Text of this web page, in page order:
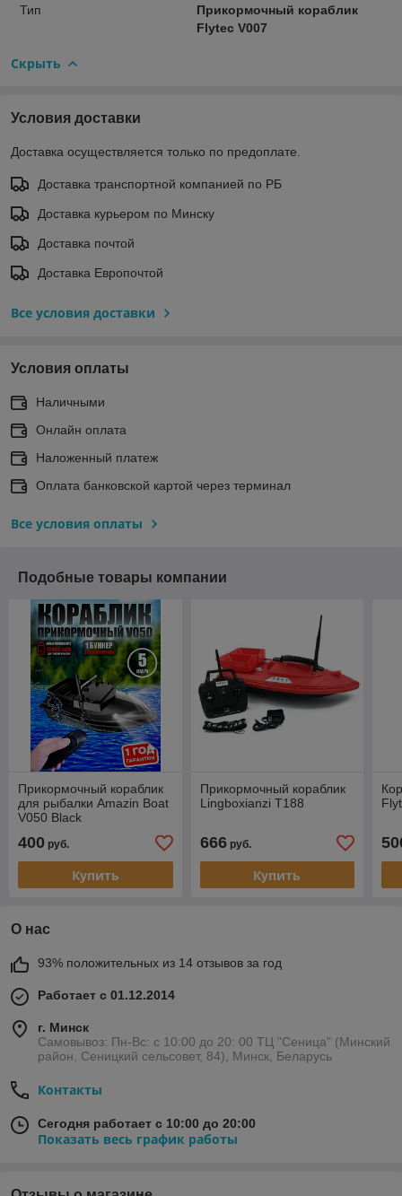
Тип
Прикормочный кораблик
Flytec V007
Скрыть
Условия доставки
Доставка осуществляется только по предоплате.
Доставка транспортной компанией по РБ
Доставка курьером по Минску
Доставка почтой
Доставка Европочтой
Все условия доставки
Условия оплаты
Наличными
Онлайн оплата
Наложенный платеж
Оплата банковской картой через терминал
Все условия оплаты
Подобные товары компании
Прикормочный кораблик
для рыбалки Amazin Boat
V050 Black
400 руб.
Купить
Прикормочный кораблик
Lingboxianzi T188
666руб.
Купить
О нас
93% положительных из 14 отзывов за год
Работает с 01.12.2014
г. Минск
Самовывоз: Пн-Вс: с 10:00 до 20: 00 ТЦ "Сеница" (Минский
район, Сеницкий сельсовет, 84), Минск, Беларусь
Контакты
Сегодня работает с 10:00 до 20:00
Показать весь график работы